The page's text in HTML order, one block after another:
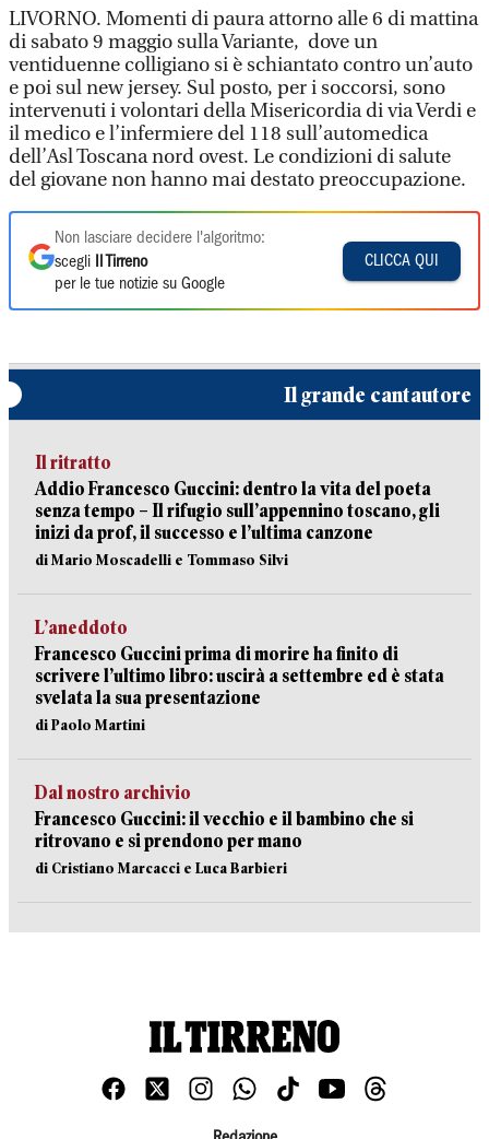
LIVORNO. Momenti di paura attorno alle 6 di mattina
di sabato 9 maggio sulla Variante, dove un
ventiduenne colligiano si è schiantato contro un’auto
e poi sul new jersey. Sul posto, per i soccorsi, sono
intervenuti i volontari della Misericordia di via Verdi e
il medico e l’infermiere del 118 sull’automedica
dell’Asl Toscana nord ovest. Le condizioni di salute
del giovane non hanno mai destato preoccupazione.
Non lasciare decidere l'algoritmo:
scegli
Il Tirreno
per le tue notizie su Google
CLICCA QUI
Il grande cantautore
Il ritratto
Addio Francesco Guccini: dentro la vita del poeta
senza tempo – Il rifugio sull’appennino toscano, gli
inizi da prof, il successo e l’ultima canzone
di Mario Moscadelli e Tommaso Silvi
L’aneddoto
Francesco Guccini prima di morire ha finito di
scrivere l’ultimo libro: uscirà a settembre ed è stata
svelata la sua presentazione
di Paolo Martini
Dal nostro archivio
Francesco Guccini: il vecchio e il bambino che si
ritrovano e si prendono per mano
di Cristiano Marcacci e Luca Barbieri